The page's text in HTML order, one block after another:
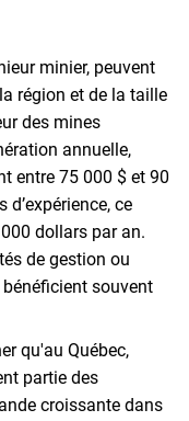
minier, peuvent
région et de la taille
des mines
annuelle,
entre 75 000 $ et 90
ce
dollars par an.
de gestion ou
souvent
qu'au Québec,
partie des
croissante dans